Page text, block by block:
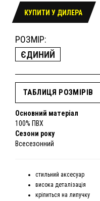
КУПИТИ У ДИЛЕРА
РОЗМІР:
ЄДИНИЙ
ТАБЛИЦЯ РОЗМІРІВ
Основний матеріал
100% ПВХ
Сезони року
Всесезонний
стильний аксесуар
висока деталізація
кріпиться на липучку